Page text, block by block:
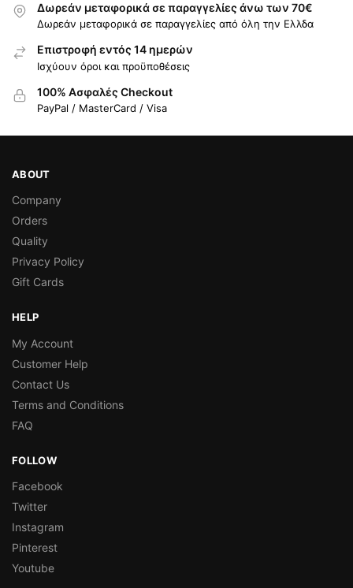
Δωρεάν μεταφορικά σε παραγγελίες άνω των 70€
Δωρεάν μεταφορικά σε παραγγελίες από όλη την Ελλδα
Επιστροφή εντός 14 ημερών
Ισχύουν όροι και προϋποθέσεις
100% Ασφαλές Checkout
PayPal / MasterCard / Visa
ABOUT
Company
Orders
Quality
Privacy Policy
Gift Cards
HELP
My Account
Customer Help
Contact Us
Terms and Conditions
FAQ
FOLLOW
Facebook
Twitter
Instagram
Pinterest
Youtube